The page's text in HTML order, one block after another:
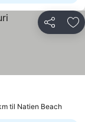
Del
til Natien Beach